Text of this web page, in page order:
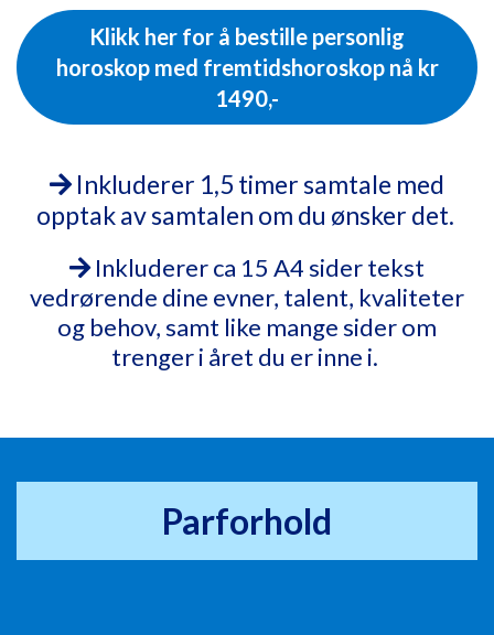
Klikk her for å bestille personlig
horoskop med fremtidshoroskop nå kr
1490,-
Inkluderer 1,5 timer samtale med
opptak av samtalen om du ønsker det.
Inkluderer ca 15 A4 sider tekst
vedrørende dine evner, talent, kvaliteter
og behov, samt like mange sider om
trenger i året du er inne i.
Parforhold